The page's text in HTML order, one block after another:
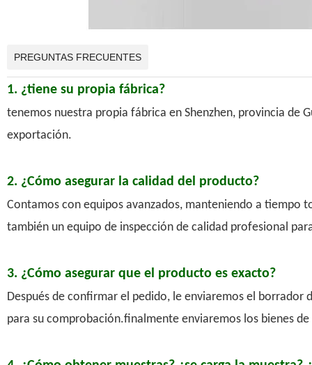
PREGUNTAS FRECUENTES
1. ¿tiene su propia fábrica?
tenemos nuestra propia fábrica en Shenzhen, provincia de
exportación.
2. ¿Cómo asegurar la calidad del producto?
Contamos con equipos avanzados, manteniendo a tiempo
también un equipo de inspección de calidad profesional
3. ¿Cómo asegurar que el producto es exacto?
Después de confirmar el pedido, le enviaremos el
para su comprobación.finalmente enviaremos los bienes